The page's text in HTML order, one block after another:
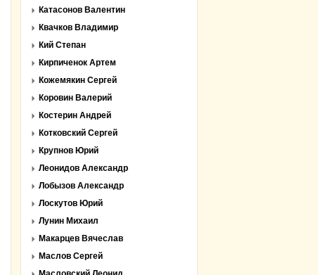
Катасонов Валентин
Квачков Владимир
Кий Степан
Кирпиченок Артем
Кожемякин Сергей
Коровин Валерий
Костерин Андрей
Котковский Сергей
Крупнов Юрий
Леонидов Александр
Лобызов Александр
Лоскутов Юрий
Лунин Михаил
Макарцев Вячеслав
Маслов Сергей